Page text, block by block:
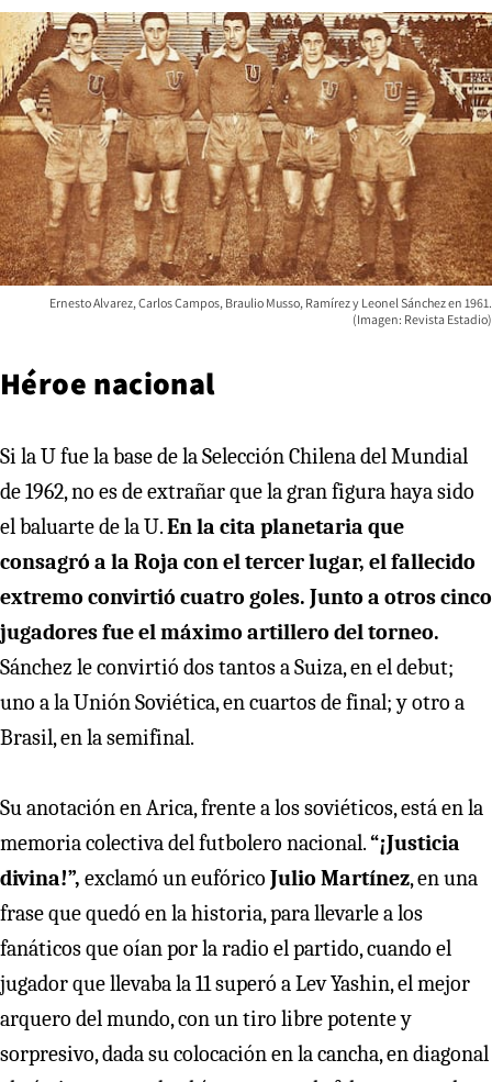
Ernesto Alvarez, Carlos Campos, Braulio Musso, Ramírez y Leonel Sánchez en 1961.
(Imagen: Revista Estadio)
Héroe nacional
Si la U fue la base de la Selección Chilena del Mundial
de 1962, no es de extrañar que la gran figura haya sido
el baluarte de la U.En la cita planetaria que
consagró a la Roja con el tercer lugar, el fallecido
extremo convirtió cuatro goles. Junto a otros cinco
jugadores fue el máximo artillero del torneo.
Sánchez le convirtió dos tantos a Suiza, en el debut;
uno a la Unión Soviética, en cuartos de final; y otro a
Brasil, en la semifinal.
Su anotación en Arica, frente a los soviéticos, está en la
memoria colectiva del futbolero nacional.“¡Justicia
divina!”, exclamó un eufórico Julio Martínez, en una
frase que quedó en la historia, para llevarle a los
fanáticos que oían por la radio el partido, cuando el
jugador que llevaba la 11 superó a Lev Yashin, el mejor
arquero del mundo, con un tiro libre potente y
sorpresivo, dada su colocación en la cancha, en diagonal